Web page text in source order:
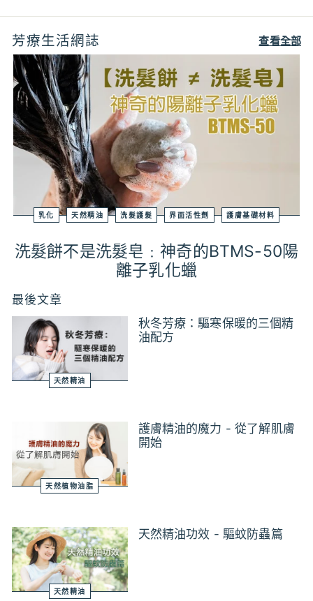
芳療生活網誌 查看全部
乳化 天然精油 洗髮護髮 界面活性劑 護膚基礎材料
洗髮餅不是洗髮皂﹕神奇的BTMS-50陽
離子乳化蠟
最後文章
天然精油
秋冬芳療：驅寒保暖的三個精
油配方
天然植物油脂
護膚精油的魔力 - 從了解肌膚
開始
天然精油
天然精油功效 - 驅蚊防蟲篇